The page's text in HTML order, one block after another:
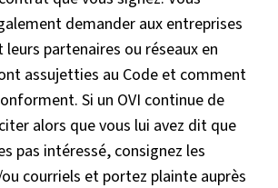
demander aux entreprises
leurs partenaires ou réseaux en
assujetties au Code et comment
Si un OVI continue de
alors que vous lui avez dit que
pas intéressé, consignez les
courriels et portez plainte auprès